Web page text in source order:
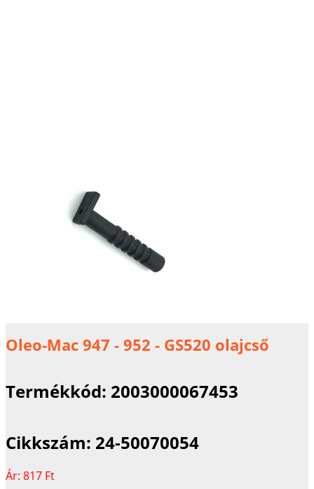
Oleo-Mac 947 - 952 - GS520 olajcső
Termékkód: 2003000067453
Cikkszám: 24-50070054
Ár: 817 Ft